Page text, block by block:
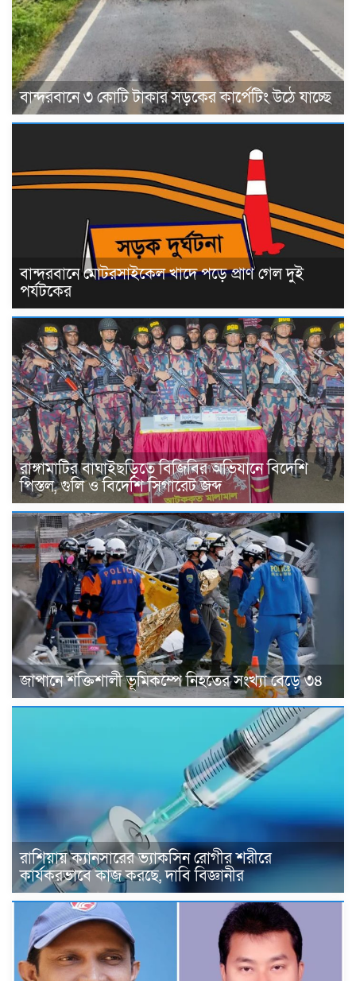
বান্দরবানে ৩ কোটি টাকার সড়কের কার্পেটিং উঠে যাচ্ছে
বান্দরবানে মোটরসাইকেল খাদে পড়ে প্রাণ গেল দুই
পর্যটকের
রাঙ্গামাটির বাঘাইছড়িতে বিজিবির অভিযানে বিদেশি
পিস্তল, গুলি ও বিদেশি সিগারেট জব্দ
জাপানে শক্তিশালী ভূমিকম্পে নিহতের সংখ্যা বেড়ে ৩৪
রাশিয়ায় ক্যানসারের ভ্যাকসিন রোগীর শরীরে
কার্যকরভাবে কাজ করছে, দাবি বিজ্ঞানীর